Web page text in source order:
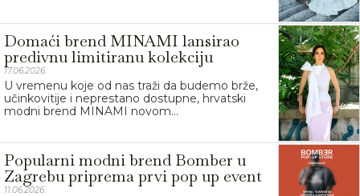
Domaći brend MINAMI lansirao
predivnu limitiranu kolekciju
17.06.2026.
U vremenu koje od nas traži da budemo brže,
učinkovitije i neprestano dostupne, hrvatski
modni brend MINAMI novom...
Popularni modni brend Bomber u
Zagrebu priprema prvi pop up event
11.06.2026.